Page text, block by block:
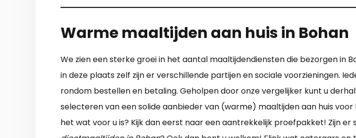
Warme maaltijden aan huis in Bohan
We zien een sterke groei in het aantal maaltijdendiensten die bezorgen in
in deze plaats zelf zijn er verschillende partijen en sociale voorzieningen.
rondom bestellen en betaling. Geholpen door onze vergelijker kunt u
selecteren van een solide aanbieder van (warme) maaltijden aan huis
het wat voor u is? Kijk dan eerst naar een aantrekkelijk proefpakket! Zijn